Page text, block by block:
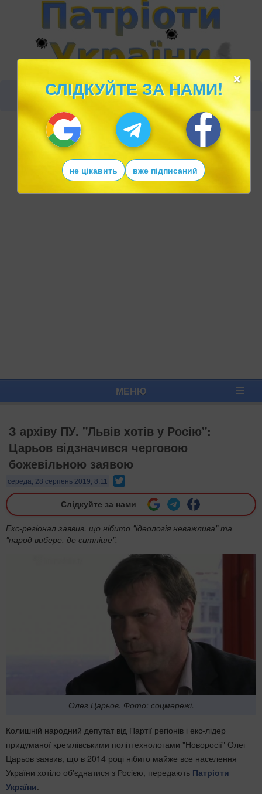
МЕНЮ
З архіву ПУ. "Львів хотів у Росію":
Царьов відзначився черговою
божевільною заявою
середа, 28 серпень 2019, 8:11
Слідкуйте за нами
Екс-регіонал заявив, що нібито "ідеологія неважлива" та
"народ вибере, де ситніше".
Олег Царьов. Фото: соцмережі.
Колишній народний депутат від Партії регіонів і екс-лідер
придуманої кремлівськими політтехнологами "Новоросії" Олег
Царьов заявив, що в 2014 році нібито майже все населення
України хотіло об'єднатися з Росією, передають Патріоти
України
×
СЛІДКУЙТЕ ЗА НАМИ!
не цікавить вже підписаний